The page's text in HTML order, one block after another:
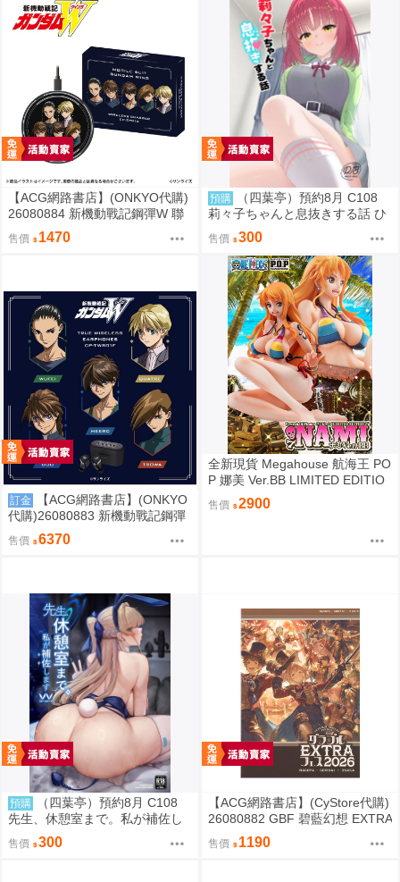
【ACG網路書店】(ONKYO代購)
26080884 新機動戰記鋼彈W 聯
名耳機 專屬充電器
售價 1470
預購
（四葉亭）預約8月 C108
莉々子ちゃんと息抜きする話 ひ
ろっち
售價 300
訂金
【ACG網路書店】(ONKYO
代購)26080883 新機動戰記鋼彈
W 聯名耳機 CP-TWS01F
售價 6370
全新現貨 Megahouse 航海王 PO
P 娜美 Ver.BB LIMITED EDITIO
N PVC
售價 2900
預購
（四葉亭）預約8月 C108
先生、休憩室まで。私が補佐し
ますVV かのぱん
售價 300
【ACG網路書店】(CyStore代購)
26080882 GBF 碧藍幻想 EXTRA
Fes 2026 場刊 附:序號
售價 1190